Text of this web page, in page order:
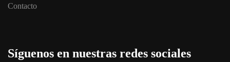
Contacto
Síguenos en nuestras redes sociales